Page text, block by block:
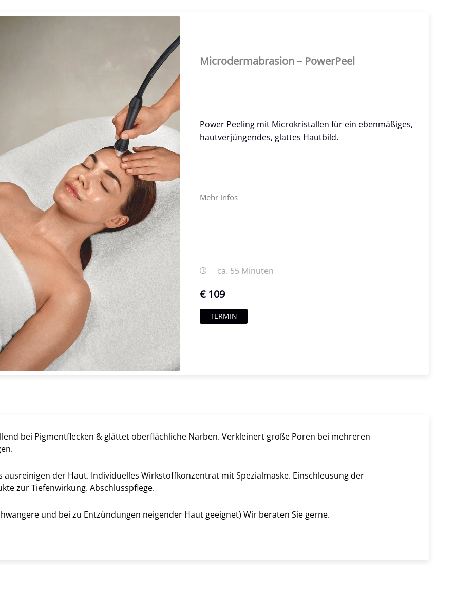
Microdermabrasion – PowerPeel
Power Peeling mit Microkristallen für ein ebenmäßiges,
hautverjüngendes, glattes Hautbild.
Mehr Infos
ca. 55 Minuten
€ 109
TERMIN
bei Pigmentflecken & glättet oberflächliche Narben. Verkleinert große Poren bei mehreren
ausreinigen der Haut. Individuelles Wirkstoffkonzentrat mit Spezialmaske. Einschleusung der
zur Tiefenwirkung. Abschlusspflege.
und bei zu Entzündungen neigender Haut geeignet) Wir beraten Sie gerne.